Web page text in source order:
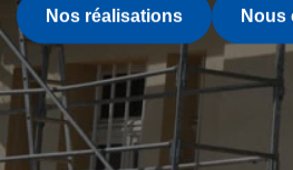
Nos réalisations Nous